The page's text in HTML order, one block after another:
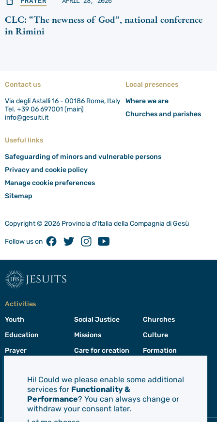
CLC: “The newness of God”, national conference
in Rimini
Contact us
Via degli Astalli 16 - 00186 Rome, Italy
Tel. +39 06 697001 (main)
info@gesuiti.it
Local presences
Where we are
Churches and parishes
Useful links
Safeguarding of minors and vulnerable persons
Privacy and cookie policy
Manage cookie preferences
Sitemap
Copyright © 2026 Provincia d'Italia della Compagnia di Gesù
Follow us on FacebookTwitterInstagramYoutube
jesuits
Activities
Youth
Education
Prayer
Social Justice
Missions
Care for creation
Churches
Culture
Formation
Jesuits
Toggle
footer
menu
Hi! Could we please enable some additional
services for Functionality &
Performance? You can always change or
withdraw your consent later.